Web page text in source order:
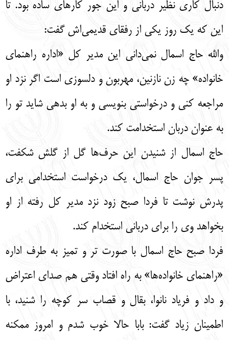
دنبال کاری نظیر دربانی و این جور کارهای ساده بود. تا
این که یک روز یکی از رفقای قدیمی‌اش گفت:
والله حاج اسمال نمی‌دانی این مدیر کل «اداره راهنمای
خانواده» چه زن نازنین، مهربون و دلسوزی است اگر نزد او
مراجعه کنی و درخواستی بنویسی و به او بدهی شاید تو را
به عنوان دربان استخدامت کند.
حاج اسمال از شنیدن این حرف‌ها گل از گلش شکفت،
پسر جوان حاج اسمال، یک درخواست استخدامی برای
پدرش نوشت تا فردا صبح زود نزد مدیر کل رفته از او
بخواهد وی را برای دربانی استخدام کند.
فردا صبح حاج اسمال با صورت تر و تمیز به طرف اداره
«راهنمای خانواده‌ها» به راه افتاد وقتی هم صدای اعتراض
و داد و فریاد نانوا، بقال و قصاب سر کوچه را شنید، با
اطمینان زیاد گفت: بابا حالا خوب شدم و امروز ممکنه